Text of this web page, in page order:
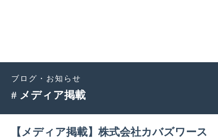
ブログ・お知らせ
# メディア掲載
【メディア掲載】株式会社カバズワース